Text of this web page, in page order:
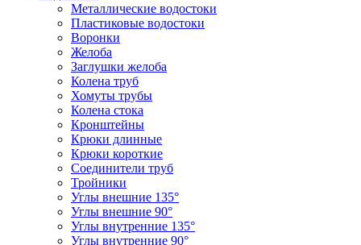
Металлические водостоки
Пластиковые водостоки
Воронки
Желоба
Заглушки желоба
Колена труб
Хомуты трубы
Колена стока
Кронштейны
Крюки длинные
Крюки короткие
Соединители труб
Тройники
Углы внешние 135°
Углы внешние 90°
Углы внутренние 135°
Углы внутренние 90°